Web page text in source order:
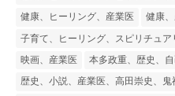
健康、ヒーリング、産業医
健康
子育て、ヒーリング、スピリチュア
映画、産業医
本多政重、歴史、
歴史、小説、産業医、高田崇史、鬼